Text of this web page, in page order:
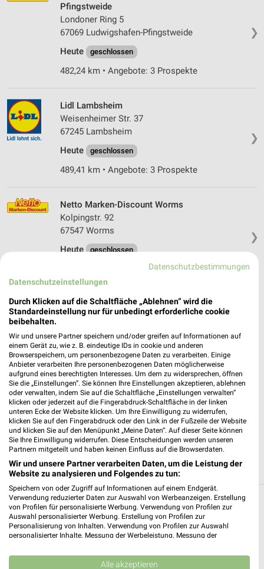
❯
Pfingstweide
Londoner Ring 5
67069 Ludwigshafen-Pfingstweide
Heute
geschlossen
482,24 km • Angebote: 3 Prospekte
❯
Lidl Lambsheim
Weisenheimer Str. 37
67245 Lambsheim
Heute
geschlossen
489,41 km • Angebote: 3 Prospekte
❯
Netto Marken-Discount Worms
Kolpingstr. 92
67547 Worms
Heute geschlossen
479,60 km • Angebote: 3 Prospekte
Netto City Ludwigshafen-Edigheim
Giselherstr. 7
Heute
geschlossen
483,06 km • Angebote: 3 Prospekte
Netto Marken-Discount Worms-Heppenheim
Im Gehrchen 1
67551 Worms-Heppenheim
Heute geschlossen
482,81 km • Angebote: 3 Prospekte
Discounter Angebote und Prospekte für
Beindersheim
Datenschutzbestimmungen
Datenschutzeinstellungen
Durch Klicken auf die Schaltfläche „Ablehnen“ wird die
Standardeinstellung nur für unbedingt erforderliche cookie
beibehalten.
Wir und unsere Partner speichern und/oder greifen auf Informationen auf
einem Gerät zu, wie z. B. eindeutige IDs in cookie und anderen
Browserspeichern, um personenbezogene Daten zu verarbeiten. Einige
Anbieter verarbeiten Ihre personenbezogenen Daten möglicherweise
aufgrund eines berechtigten Interesses. Um dem zu widersprechen, öffnen
Sie die „Einstellungen“. Sie können Ihre Einstellungen akzeptieren, ablehnen
oder verwalten, indem Sie auf die Schaltfläche „Einstellungen verwalten“
klicken oder jederzeit auf die Fingerabdruck-Schaltfläche in der linken
unteren Ecke der Website klicken. Um Ihre Einwilligung zu widerrufen,
klicken Sie auf den Fingerabdruck oder den Link in der Fußzeile der Website
und klicken Sie auf den Menüpunkt „Meine Daten“. Auf dieser Seite können
Sie Ihre Einwilligung widerrufen. Diese Entscheidungen werden unseren
Partnern mitgeteilt und haben keinen Einfluss auf die Browserdaten.
Wir und unsere Partner verarbeiten Daten, um die Leistung der
Website zu analysieren und Folgendes zu tun:
Speichern von oder Zugriff auf Informationen auf einem Endgerät.
Verwendung reduzierter Daten zur Auswahl von Werbeanzeigen. Erstellung
von Profilen für personalisierte Werbung. Verwendung von Profilen zur
Auswahl personalisierter Werbung. Erstellung von Profilen zur
Personalisierung von Inhalten. Verwendung von Profilen zur Auswahl
personalisierter Inhalte. Messung der Werbeleistung. Messung der
Kombinationen von Daten aus verschiedenen Quellen. Entwicklung und
Verbesserung der Angebote. Verwendung reduzierter Daten zur Auswahl
Alle akzeptieren